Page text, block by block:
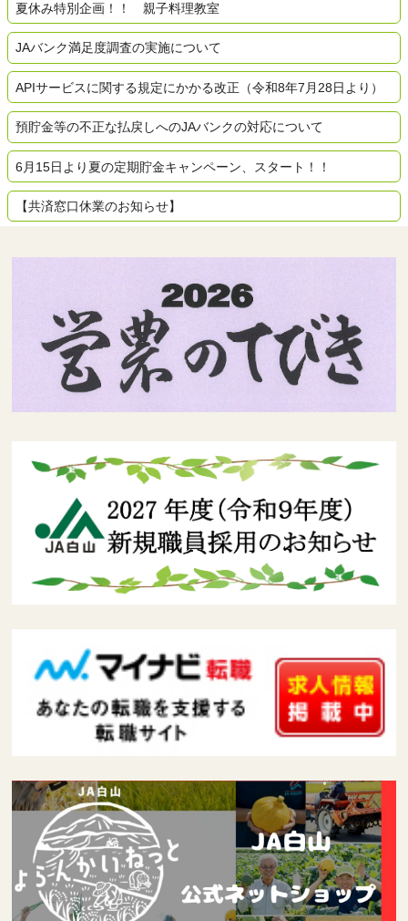
夏休み特別企画！！ 親子料理教室
JAバンク満足度調査の実施について
APIサービスに関する規定にかかる改正（令和8年7月28日より）
預貯金等の不正な払戻しへのJAバンクの対応について
6月15日より夏の定期貯金キャンペーン、スタート！！
【共済窓口休業のお知らせ】